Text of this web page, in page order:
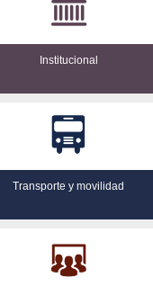
Institucional
Transporte y movilidad